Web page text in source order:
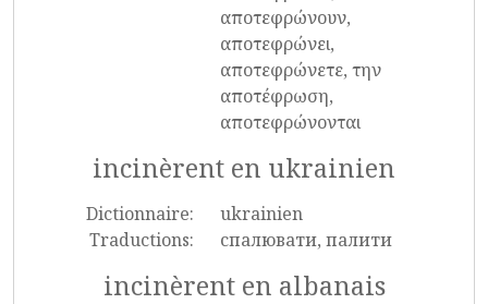
αποτεφρώνουν,
αποτεφρώνει,
αποτεφρώνετε, την
αποτέφρωση,
αποτεφρώνονται
incinèrent en ukrainien
Dictionnaire:
ukrainien
Traductions:
спалювати, палити
incinèrent en albanais